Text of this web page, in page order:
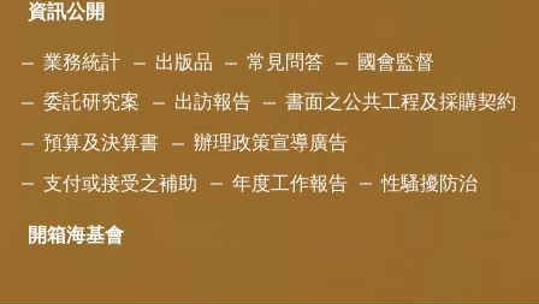
資訊公開
業務統計 出版品 常見問答 國會監督
委託研究案 出訪報告 書面之公共工程及採購契約
預算及決算書 辦理政策宣導廣告
支付或接受之補助 年度工作報告 性騷擾防治
開箱海基會